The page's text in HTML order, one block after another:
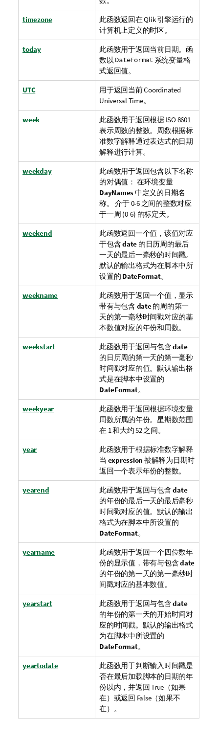
timezone 此函数返回在Qlik引擎运行的
计算机上定义的时区。
today
此函数用于返回当前日期。函
数以 DateFormat系统变量格
式返回值。
UTC 用于返回当前Coordinated
Universal Time。
week
此函数用于返回根据 ISO 8601
表示周数的整数。周数根据标
准数字解释通过表达式的日期
解释进行计算。
weekday
此函数用于返回包含以下名称
的对偶值： 在环境变量
DayNames中定义的日期名
称。 介于 0-6 之间的整数对应
于一周 (0-6) 的标定天。
weekend
此函数返回一个值，该值对应
于包含date 的日历周的最后
一天的最后一毫秒的时间戳。
默认的输出格式为在脚本中所
设置的 DateFormat。
weekname
此函数用于返回一个值，显示
带有与包含 date的周的第一
天的第一毫秒时间戳对应的基
本数值对应的年份和周数。
weekstart 此函数用于返回与包含date
的日历周的第一天的第一毫秒
时间戳对应的值。默认输出格
式是在脚本中设置的
DateFormat。
weekyear
此函数用于返回根据环境变量
周数所属的年份。星期数范围
在 1 和大约 52 之间。
year
此函数用于根据标准数字解释
当 expression 被解释为日期时
返回一个表示年份的整数。
yearend 此函数用于返回与包含date
的年份的最后一天的最后毫秒
时间戳对应的值。默认的输出
格式为在脚本中所设置的
DateFormat。
yearname
此函数用于返回一个四位数年
份的显示值，带有与包含date
的年份的第一天的第一毫秒时
间戳对应的基本数值。
yearstart 此函数用于返回与包含date
的年份的第一天的开始时间对
应的时间戳。默认的输出格式
为在脚本中所设置的
DateFormat。
yeartodate
此函数用于判断输入时间戳是
否在最后加载脚本的日期的年
份以内，并返回True （如果
在）或返回 False（如果不
在）。